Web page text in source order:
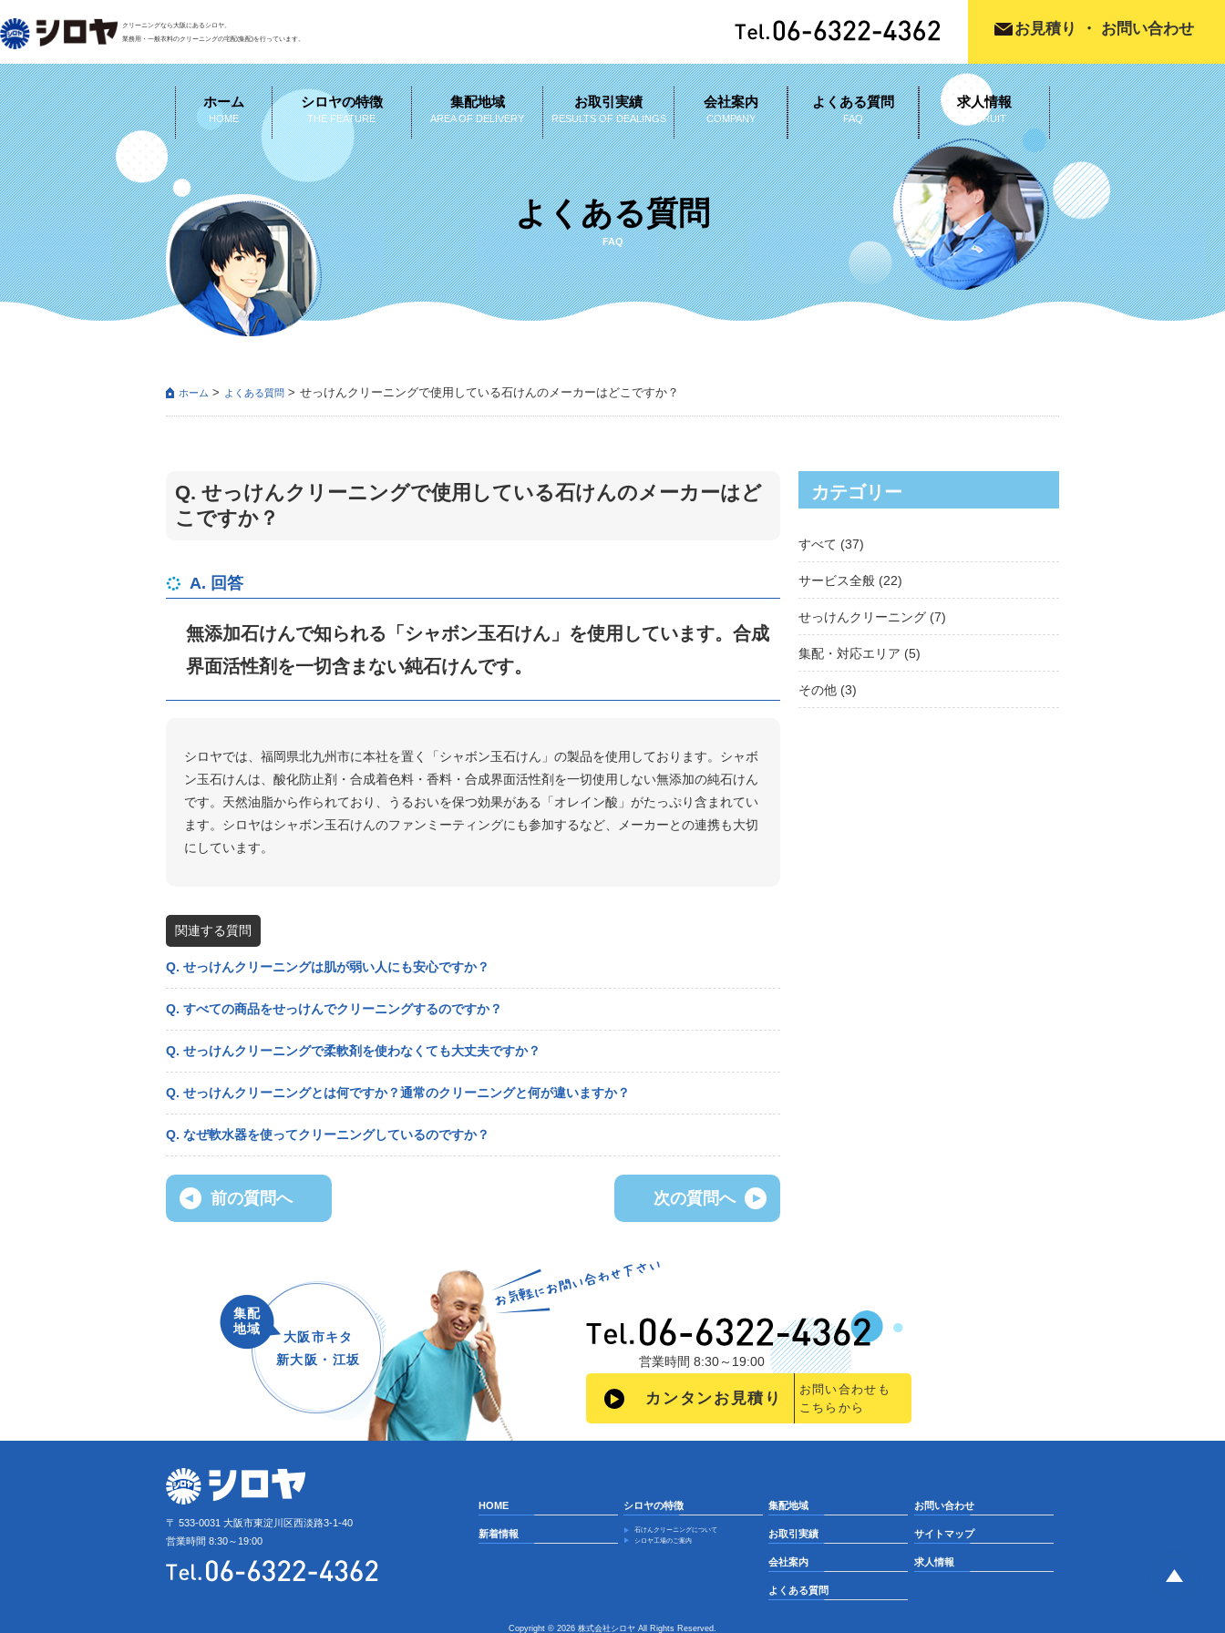
クリーニングなら大阪にあるシロヤ。
業務用・一般衣料のクリーニングの宅配(集配)を行っています。
お見積り ・ お問い合わせ
ホーム
HOME
シロヤの特徴
THE FEATURE
集配地域
AREA OF DELIVERY
お取引実績
RESULTS OF DEALINGS
会社案内
COMPANY
よくある質問
FAQ
求人情報
RECRUIT
よくある質問
FAQ
ホーム よくある質問 せっけんクリーニングで使用している石けんのメーカーはどこですか？
Q. せっけんクリーニングで使用している石けんのメーカーはど
こですか？
A. 回答
無添加石けんで知られる「シャボン玉石けん」を使用しています。合成
界面活性剤を一切含まない純石けんです。
シロヤでは、福岡県北九州市に本社を置く「シャボン玉石けん」の製品を使用しております。シャボ
ン玉石けんは、酸化防止剤・合成着色料・香料・合成界面活性剤を一切使用しない無添加の純石けん
です。天然油脂から作られており、うるおいを保つ効果がある「オレイン酸」がたっぷり含まれてい
ます。シロヤはシャボン玉石けんのファンミーティングにも参加するなど、メーカーとの連携も大切
にしています。
関連する質問
Q. せっけんクリーニングは肌が弱い人にも安心ですか？
Q. すべての商品をせっけんでクリーニングするのですか？
Q. せっけんクリーニングで柔軟剤を使わなくても大丈夫ですか？
Q. せっけんクリーニングとは何ですか？通常のクリーニングと何が違いますか？
Q. なぜ軟水器を使ってクリーニングしているのですか？
前の質問へ 次の質問へ
カテゴリー
すべて (37)
サービス全般(22)
せっけんクリーニング(7)
集配・対応エリア (5)
その他(3)
営業時間 8:30～19:00
カンタンお見積り
お問い合わせも
こちらから
集配
地域
大阪市キタ
新大阪・江坂
HOME
新着情報
シロヤの特徴
石けんクリーニングについて
シロヤ工場のご案内
集配地域
お取引実績
会社案内
よくある質問
お問い合わせ
サイトマップ
求人情報
〒 533-0031 大阪市東淀川区西淡路3-1-40
営業時間 8:30～19:00
Copyright © 2026 株式会社シロヤ All Rights Reserved.